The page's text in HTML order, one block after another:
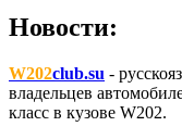
Новости:
W202club.su -
владельцев
класс в кузове W202.